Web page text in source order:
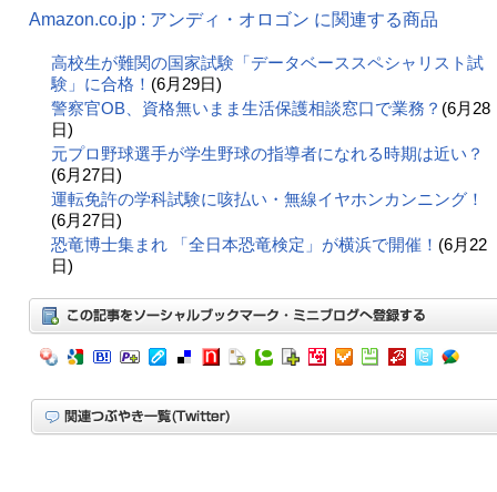
Amazon.co.jp : アンディ・オロゴン に関連する商品
高校生が難関の国家試験「データベーススペシャリスト試
験」に合格！ (6月29日)
警察官OB、資格無いまま生活保護相談窓口で業務？ (6月28
日)
元プロ野球選手が学生野球の指導者になれる時期は近い？
(6月27日)
運転免許の学科試験に咳払い・無線イヤホンカンニング！
(6月27日)
恐竜博士集まれ 「全日本恐竜検定」が横浜で開催！ (6月22
日)